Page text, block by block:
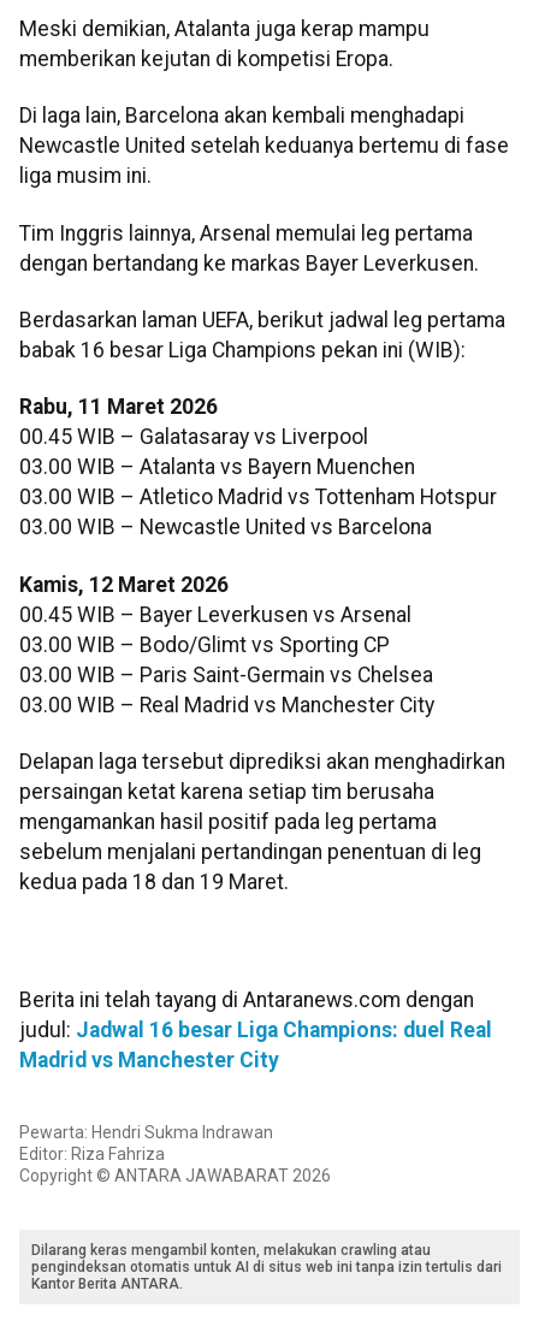
Meski demikian, Atalanta juga kerap mampu
memberikan kejutan di kompetisi Eropa.
Di laga lain, Barcelona akan kembali menghadapi
Newcastle United setelah keduanya bertemu di fase
liga musim ini.
Tim Inggris lainnya, Arsenal memulai leg pertama
dengan bertandang ke markas Bayer Leverkusen.
Berdasarkan laman UEFA, berikut jadwal leg pertama
babak 16 besar Liga Champions pekan ini (WIB):
Rabu, 11 Maret 2026
00.45 WIB – Galatasaray vs Liverpool
03.00 WIB – Atalanta vs Bayern Muenchen
03.00 WIB – Atletico Madrid vs Tottenham Hotspur
03.00 WIB – Newcastle United vs Barcelona
Kamis, 12 Maret 2026
00.45 WIB – Bayer Leverkusen vs Arsenal
03.00 WIB – Bodo/Glimt vs Sporting CP
03.00 WIB – Paris Saint-Germain vs Chelsea
03.00 WIB – Real Madrid vs Manchester City
Delapan laga tersebut diprediksi akan menghadirkan
persaingan ketat karena setiap tim berusaha
mengamankan hasil positif pada leg pertama
sebelum menjalani pertandingan penentuan di leg
kedua pada 18 dan 19 Maret.
Berita ini telah tayang di Antaranews.com dengan
judul: Jadwal 16 besar Liga Champions: duel Real
Madrid vs Manchester City
Pewarta: Hendri Sukma Indrawan
Editor: Riza Fahriza
Copyright © ANTARA JAWABARAT 2026
Dilarang keras mengambil konten, melakukan crawling atau
pengindeksan otomatis untuk AI di situs web ini tanpa izin tertulis dari
Kantor Berita ANTARA.